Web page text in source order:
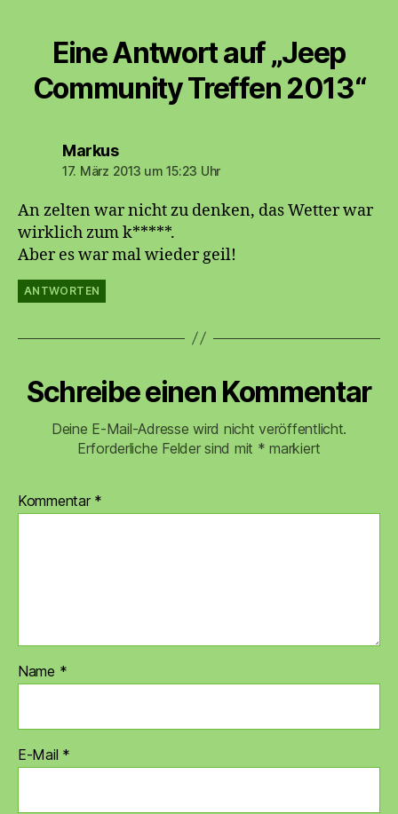
Eine Antwort auf „Jeep
Community Treffen 2013“
Markussagt:
17. März 2013 um 15:23 Uhr
An zelten war nicht zu denken, das Wetter war
wirklich zum k*****.
Aber es war mal wieder geil!
ANTWORTEN
Schreibe einen Kommentar
Deine E-Mail-Adresse wird nicht veröffentlicht.
Erforderliche Felder sind mit * markiert
Kommentar *
Name *
E-Mail *